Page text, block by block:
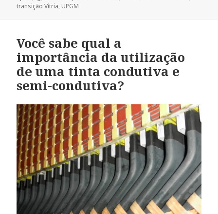
transição Vítria, UPGM
Você sabe qual a
importância da utilização
de uma tinta condutiva e
semi-condutiva?